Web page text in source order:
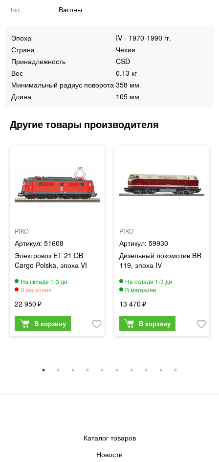
Тип Вагоны
Эпоха
IV - 1970-1990 гг.
Страна
Чехия
Принадлежность
ČSD
Вес
0.13 кг
Минимальный радиус поворота 358 мм
Длина
105 мм
PIKO
51608
Электровоз ET 21 DB
Cargo Polska, эпоха VI
22 950
PIKO
59930
Дизельный локомотив BR
119, эпоха IV
13 470
Каталог товаров
Новости